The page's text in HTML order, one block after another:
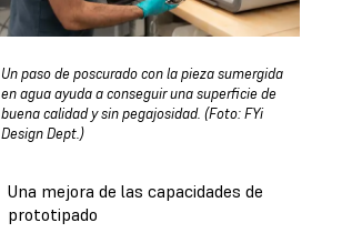
Un paso de poscurado con la pieza sumergida
en agua ayuda a conseguir una superficie de
buena calidad y sin pegajosidad. (Foto: FYi
Design Dept.)
Una mejora de las capacidades de
prototipado